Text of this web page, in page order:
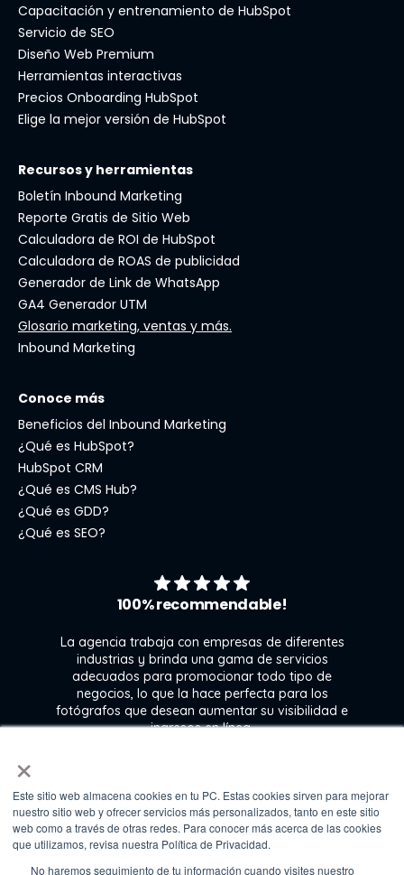
×
Este sitio web almacena cookies en tu PC. Estas cookies sirven para mejorar
nuestro sitio web y ofrecer servicios más personalizados, tanto en este sitio
web como a través de otras redes. Para conocer más acerca de las cookies
que utilizamos, revisa nuestra Política de Privacidad.
No haremos seguimiento de tu información cuando visites nuestro
Capacitación y entrenamiento de HubSpot
Servicio de SEO
Diseño Web Premium
Herramientas interactivas
Precios Onboarding HubSpot
Elige la mejor versión de HubSpot
Recursos y herramientas
Boletín Inbound Marketing
Reporte Gratis de Sitio Web
Calculadora de ROI de HubSpot
Calculadora de ROAS de publicidad
Generador de Link de WhatsApp
GA4 Generador UTM
Glosario marketing, ventas y más.
Inbound Marketing
Conoce más
Beneficios del Inbound Marketing
¿Qué es HubSpot?
HubSpot CRM
¿Qué es CMS Hub?
¿Qué es GDD?
¿Qué es SEO?
100% recommendable!
La agencia trabaja con empresas de diferentes
industrias y brinda una gama de servicios
adecuados para promocionar todo tipo de
negocios, lo que la hace perfecta para los
fotógrafos que desean aumentar su visibilidad e
ingresos en línea.
Kate Gross
Marketing & graphic design assistant at
Fixthephoto